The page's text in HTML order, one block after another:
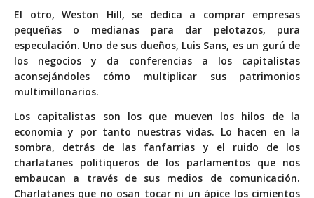
El otro, Weston Hill, se dedica a comprar empresas
pequeñas o medianas para dar pelotazos, pura
especulación. Uno de sus dueños, Luis Sans, es un gurú de
los negocios y da conferencias a los capitalistas
aconsejándoles cómo multiplicar sus patrimonios
multimillonarios.
Los capitalistas son los que mueven los hilos de la
economía y por tanto nuestras vidas. Lo hacen en la
sombra, detrás de las fanfarrias y el ruido de los
charlatanes politiqueros de los parlamentos que nos
embaucan a través de sus medios de comunicación.
Charlatanes que no osan tocar ni un ápice los cimientos